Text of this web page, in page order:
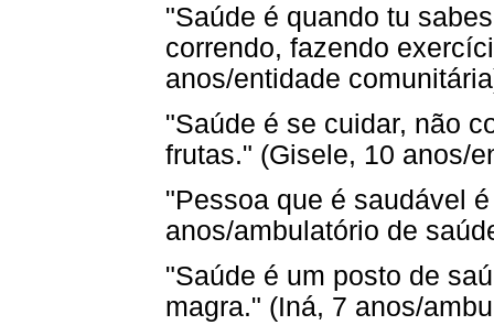
"Saúde é quando tu
correndo, fazendo
anos/entidade
"Saúde é se cuidar, não
frutas." (Gisele, 10 anos/
"Pessoa que é saudável
anos/ambulatório de
"Saúde é um posto de
magra." (Iná, 7 anos/